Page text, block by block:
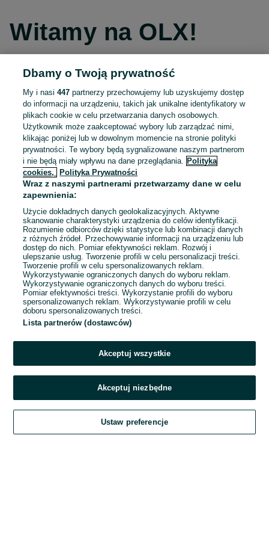
Witamy na OLX!
Kontynuuj przez Facebooka
Kontynuuj przez konto Apple
Kontynuuj przez konto Google
LUB
E-mail
Hasło
Zaloguj się
Kontynuując za pośrednictwem jednego z dostawców wskazanych powyżej,
OLX.pl w jego aktualnym brzmieniu.
Dbamy o Twoją prywatność
My i nasi447 partnerzy przechowujemy lub uzyskujemy dostęp
do informacji na urządzeniu, takich jak unikalne identyfikatory w
plikach cookie w celu przetwarzania danych osobowych.
Użytkownik może zaakceptować wybory lub zarządzać nimi,
klikając poniżej lub w dowolnym momencie na stronie polityki
prywatności. Te wybory będą sygnalizowane naszym partnerom
i nie będą miały wpływu na dane przeglądania.
Polityka
cookies,
Polityka Prywatności
Wraz z naszymi partnerami przetwarzamy dane w celu
zapewnienia:
Użycie dokładnych danych geolokalizacyjnych. Aktywne
skanowanie charakterystyki urządzenia do celów identyfikacji.
Rozumienie odbiorców dzięki statystyce lub kombinacji danych
z różnych źródeł. Przechowywanie informacji na urządzeniu lub
dostęp do nich. Pomiar efektywności reklam. Rozwój i
ulepszanie usług. Tworzenie profili w celu personalizacji treści.
Tworzenie profili w celu spersonalizowanych reklam.
Wykorzystywanie ograniczonych danych do wyboru reklam.
Wykorzystywanie ograniczonych danych do wyboru treści.
Pomiar efektywności treści. Wykorzystanie profili do wyboru
spersonalizowanych reklam. Wykorzystywanie profili w celu
doboru spersonalizowanych treści.
Lista partnerów (dostawców)
Akceptuj wszystkie
Akceptuj niezbędne
Ustaw preferencje